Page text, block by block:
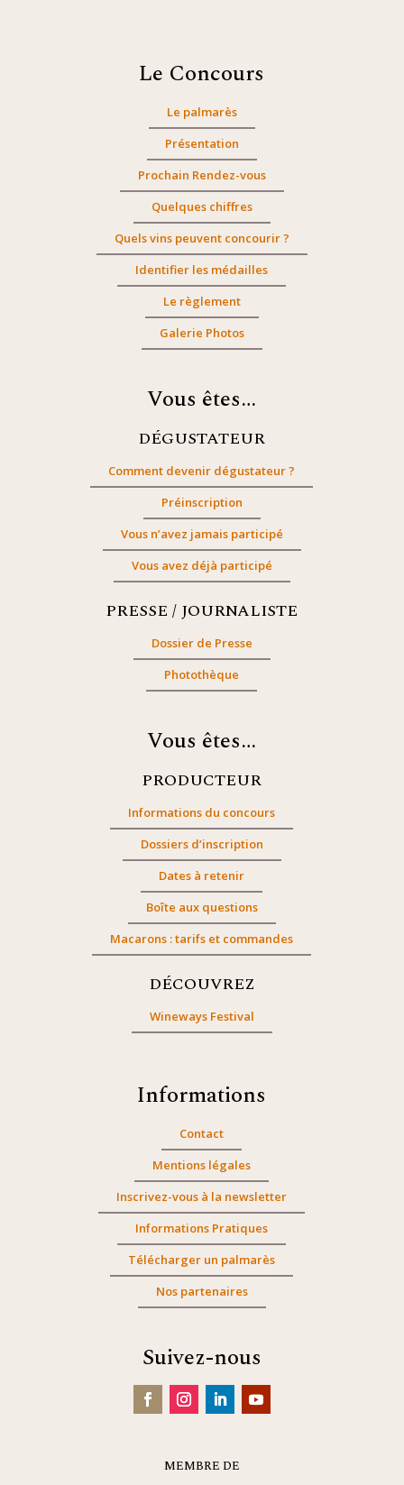
Le Concours
Le palmarès
Présentation
Prochain Rendez-vous
Quelques chiffres
Quels vins peuvent concourir ?
Identifier les médailles
Le règlement
Galerie Photos
Vous êtes…
DÉGUSTATEUR
Comment devenir dégustateur ?
Préinscription
Vous n’avez jamais participé
Vous avez déjà participé
PRESSE / JOURNALISTE
Dossier de Presse
Photothèque
Vous êtes…
PRODUCTEUR
Informations du concours
Dossiers d’inscription
Dates à retenir
Boîte aux questions
Macarons : tarifs et commandes
DÉCOUVREZ
Wineways Festival
Informations
Contact
Mentions légales
Inscrivez-vous à la newsletter
Informations Pratiques
Télécharger un palmarès
Nos partenaires
Suivez-nous
MEMBRE DE